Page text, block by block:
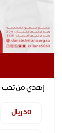
إهدي من تحب